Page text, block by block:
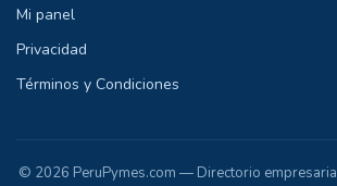
Mi panel
Privacidad
Términos y Condiciones
© 2026 PeruPymes.com — Directorio